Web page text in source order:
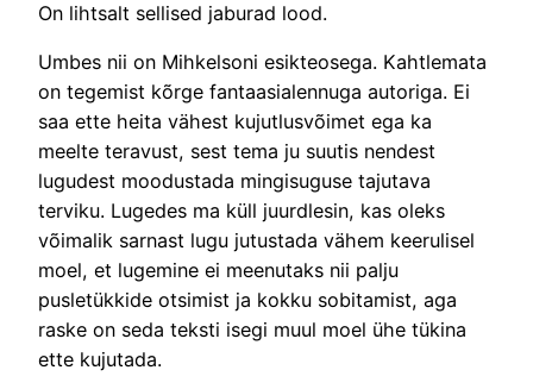
On lihtsalt sellised jaburad lood.
Umbes nii on Mihkelsoni esikteosega. Kahtlemata
on tegemist kõrge fantaasialennuga autoriga. Ei
saa ette heita vähest kujutlusvõimet ega ka
meelte teravust, sest tema ju suutis nendest
lugudest moodustada mingisuguse tajutava
terviku. Lugedes ma küll juurdlesin, kas oleks
võimalik sarnast lugu jutustada vähem keerulisel
moel, et lugemine ei meenutaks nii palju
pusletükkide otsimist ja kokku sobitamist, aga
raske on seda teksti isegi muul moel ühe tükina
ette kujutada.